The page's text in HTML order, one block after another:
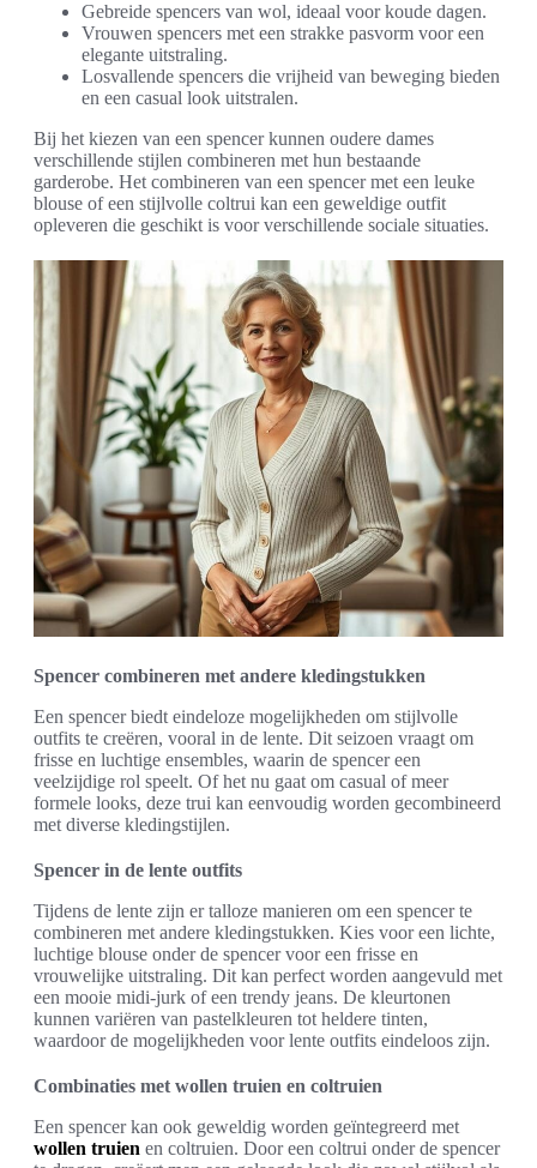
Gebreide spencers van wol, ideaal voor koude dagen.
Vrouwen spencers met een strakke pasvorm voor een
elegante uitstraling.
Losvallende spencers die vrijheid van beweging bieden
en een casual look uitstralen.
Bij het kiezen van een spencer kunnen oudere dames
verschillende stijlen combineren met hun bestaande
garderobe. Het combineren van een spencer met een leuke
blouse of een stijlvolle coltrui kan een geweldige outfit
opleveren die geschikt is voor verschillende sociale situaties.
Spencer combineren met andere kledingstukken
Een spencer biedt eindeloze mogelijkheden om stijlvolle
outfits te creëren, vooral in de lente. Dit seizoen vraagt om
frisse en luchtige ensembles, waarin de spencer een
veelzijdige rol speelt. Of het nu gaat om casual of meer
formele looks, deze trui kan eenvoudig worden gecombineerd
met diverse kledingstijlen.
Spencer in de lente outfits
Tijdens de lente zijn er talloze manieren om een spencer te
combineren met andere kledingstukken. Kies voor een lichte,
luchtige blouse onder de spencer voor een frisse en
vrouwelijke uitstraling. Dit kan perfect worden aangevuld met
een mooie midi-jurk of een trendy jeans. De kleurtonen
kunnen variëren van pastelkleuren tot heldere tinten,
waardoor de mogelijkheden voor lente outfits eindeloos zijn.
Combinaties met wollen truien en coltruien
Een spencer kan ook geweldig worden geïntegreerd met
wollen truien en coltruien. Door een coltrui onder de spencer